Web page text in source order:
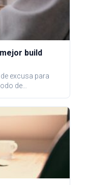
build
excusa para
de…